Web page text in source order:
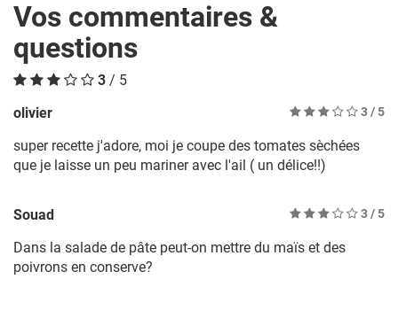
Vos commentaires &
questions
3 / 5
olivier
3/ 5
super recette j'adore, moi je coupe des tomates sèchées
que je laisse un peu mariner avec l'ail ( un délice!!)
Souad 3/ 5
Dans la salade de pâte peut-on mettre du maïs et des
poivrons en conserve?